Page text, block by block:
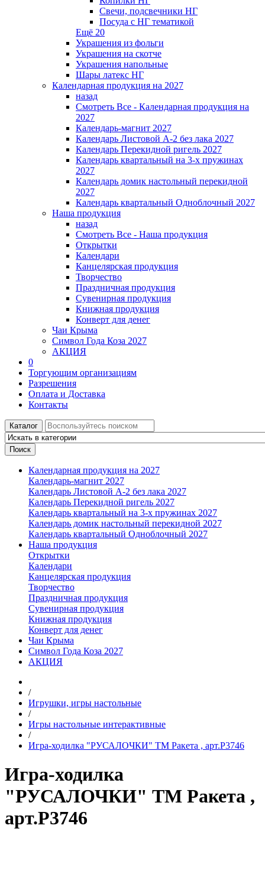
Свечи, подсвечники НГ
Посуда с НГ тематикой
Ещё 20
Украшения из фольги
Украшения на скотче
Украшения напольные
Шары латекс НГ
Календарная продукция на 2027
назад
Смотреть Все - Календарная продукция на
2027
Календарь-магнит 2027
Календарь Листовой А-2 без лака 2027
Календарь Перекидной ригель 2027
Календарь квартальный на 3-х пружинах
2027
Календарь домик настольный перекидной
2027
Календарь квартальный Одноблочный 2027
Наша продукция
назад
Смотреть Все - Наша продукция
Открытки
Календари
Канцелярская продукция
Творчество
Праздничная продукция
Сувенирная продукция
Книжная продукция
Конверт для денег
Чаи Крыма
Символ Года Коза 2027
АКЦИЯ
0
Торгующим организациям
Разрешения
Оплата и Доставка
Контакты
Каталог
Поиск
Календарная продукция на 2027
Календарь-магнит 2027
Календарь Листовой А-2 без лака 2027
Календарь Перекидной ригель 2027
Календарь квартальный на 3-х пружинах 2027
Календарь домик настольный перекидной 2027
Календарь квартальный Одноблочный 2027
Наша продукция
Открытки
Календари
Канцелярская продукция
Творчество
Праздничная продукция
Сувенирная продукция
Книжная продукция
Конверт для денег
Чаи Крыма
Символ Года Коза 2027
АКЦИЯ
/
Игрушки, игры настольные
/
Игры настольные интерактивные
/
Игра-ходилка "РУСАЛОЧКИ" ТМ Ракета , арт.Р3746
Игра-ходилка
"РУСАЛОЧКИ" ТМ Ракета ,
арт.Р3746